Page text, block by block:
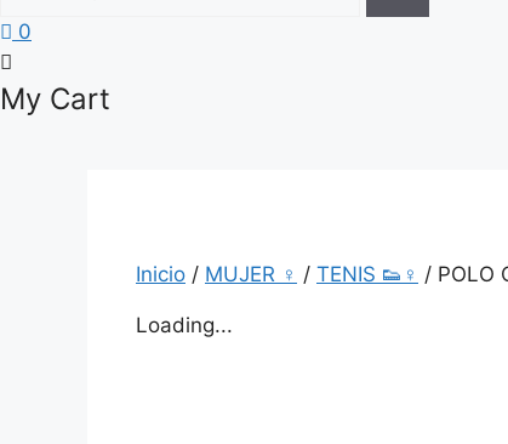
0
My Cart
Inicio / MUJER ♀ / TENIS 👟♀ / POLO
Loading...